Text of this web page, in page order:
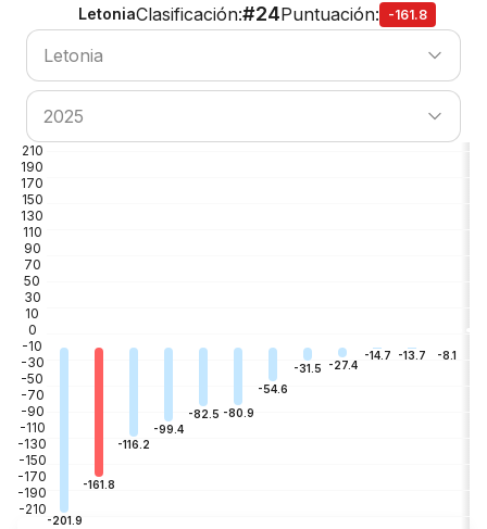
LetoniaClasificación:#24Puntuación: -161.8
Buscar país
Letonia
Buscar país
2025
210
190
170
150
130
110
90
70
50
30
10
0
-10
-30
-50
-70
-90
-110
-130
-150
-170
-190
-210
-201.9
-161.8
-116.2
-99.4
-82.5 -80.9
-54.6
-31.5 -27.4
-14.7 -13.7 -8.1